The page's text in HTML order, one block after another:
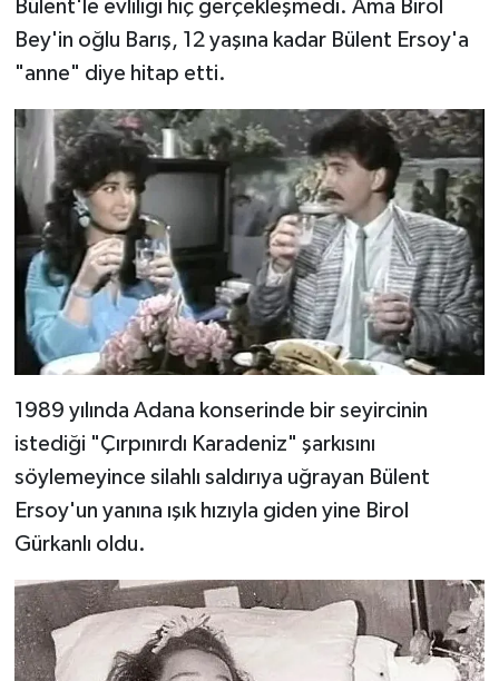
Bülent'le evliliği hiç gerçekleşmedi. Ama Birol
Bey'in oğlu Barış, 12 yaşına kadar Bülent Ersoy'a
"anne" diye hitap etti.
1989 yılında Adana konserinde bir seyircinin
istediği "Çırpınırdı Karadeniz" şarkısını
söylemeyince silahlı saldırıya uğrayan Bülent
Ersoy'un yanına ışık hızıyla giden yine Birol
Gürkanlı oldu.